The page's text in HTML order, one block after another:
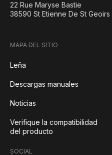
22 Rue Maryse Bastie
38590 St Etienne De St Geoirs
MAPA DEL SITIO
Leña
Descargas manuales
Noticias
Verifique la compatibilidad
del producto
SOCIAL